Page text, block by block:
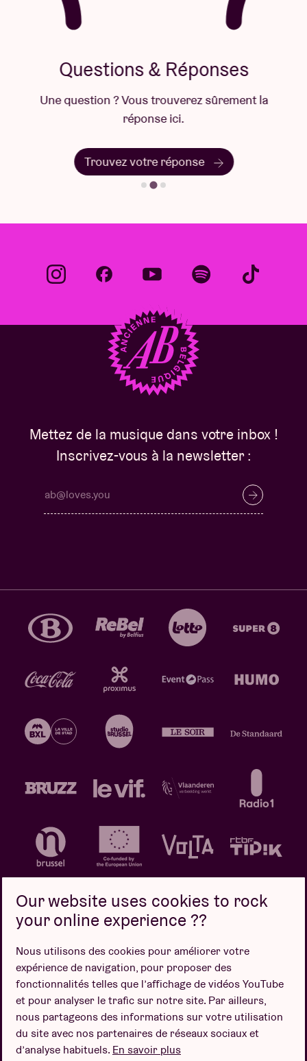
Questions & Réponses
Une question ? Vous trouverez sûrement la
réponse ici.
Trouvez votre réponse
Mettez de la musique dans votre inbox !
Inscrivez-vous à la newsletter :
Politique de confidentialité
Politique de cookies
Conditions de vente
Design par
Our website uses cookies to rock
your online experience ??
Nous utilisons des cookies pour améliorer votre
expérience de navigation, pour proposer des
fonctionnalités telles que l’affichage de vidéos YouTube
et pour analyser le trafic sur notre site. Par ailleurs,
nous partageons des informations sur votre utilisation
du site avec nos partenaires de réseaux sociaux et
d’analyse habituels. En savoir plus